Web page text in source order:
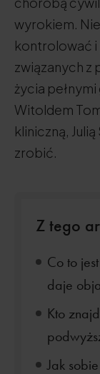
wyrokiem.
kontrolować
związanych z
życia
Witoldem
kliniczną,
zrobić.
Z tego
Co to
daje
Kto
Jak